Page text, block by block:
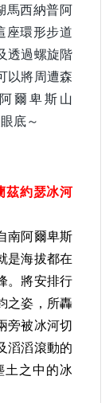
馬西納普阿
座環形步道
透過螺旋階
以將周遭森
爾卑斯山
底～
茲約瑟冰河
南阿爾卑斯
是海拔都在
。將安排行
之姿，所轟
旁被冰河切
滔滔滾動的
土之中的冰